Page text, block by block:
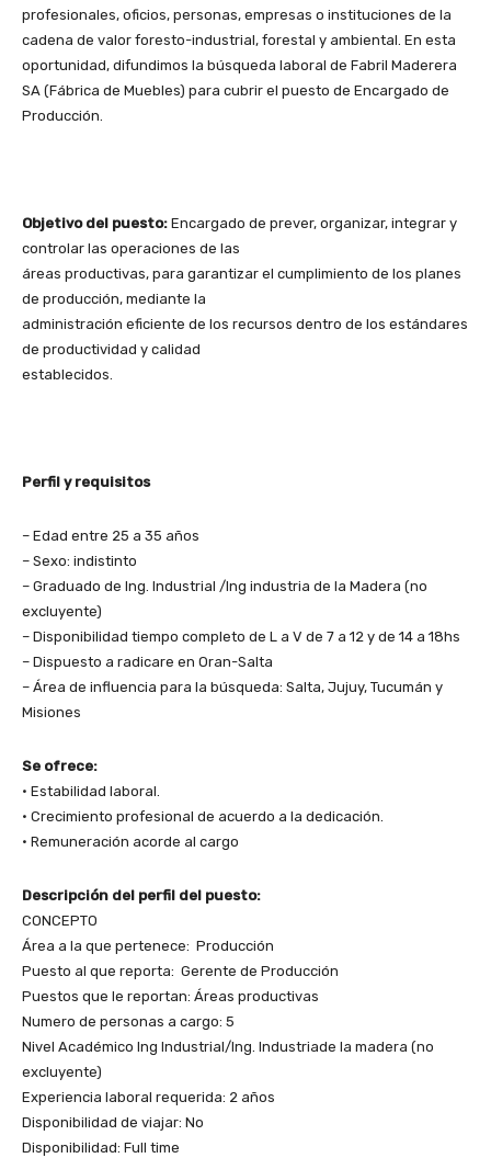
profesionales, oficios, personas, empresas o instituciones de la
cadena de valor foresto-industrial, forestal y ambiental. En esta
oportunidad, difundimos la búsqueda laboral de Fabril Maderera
SA (Fábrica de Muebles) para cubrir el puesto de Encargado de
Producción.
Objetivo del puesto: Encargado de prever, organizar, integrar y
controlar las operaciones de las
áreas productivas, para garantizar el cumplimiento de los planes
de producción, mediante la
administración eficiente de los recursos dentro de los estándares
de productividad y calidad
establecidos.
Perfil y requisitos
– Edad entre 25 a 35 años
– Sexo: indistinto
– Graduado de Ing. Industrial /Ing industria de la Madera (no
excluyente)
– Disponibilidad tiempo completo de L a V de 7 a 12 y de 14 a 18hs
– Dispuesto a radicare en Oran-Salta
– Área de influencia para la búsqueda: Salta, Jujuy, Tucumán y
Misiones
Se ofrece:
• Estabilidad laboral.
• Crecimiento profesional de acuerdo a la dedicación.
• Remuneración acorde al cargo
Descripción del perfil del puesto:
CONCEPTO
Área a la que pertenece: Producción
Puesto al que reporta: Gerente de Producción
Puestos que le reportan: Áreas productivas
Numero de personas a cargo: 5
Nivel Académico Ing Industrial/Ing. Industriade la madera (no
excluyente)
Experiencia laboral requerida: 2 años
Disponibilidad de viajar: No
Disponibilidad: Full time